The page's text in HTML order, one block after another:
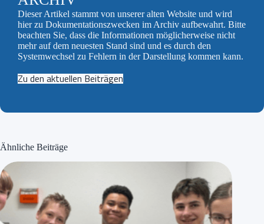
Dieser Artikel stammt von unserer alten Website und wird
hier zu Dokumentationszwecken im Archiv aufbewahrt. Bitte
beachten Sie, dass die Informationen möglicherweise nicht
mehr auf dem neuesten Stand sind und es durch den
Systemwechsel zu Fehlern in der Darstellung kommen kann.
Zu den aktuellen Beiträgen
Ähnliche Beiträge